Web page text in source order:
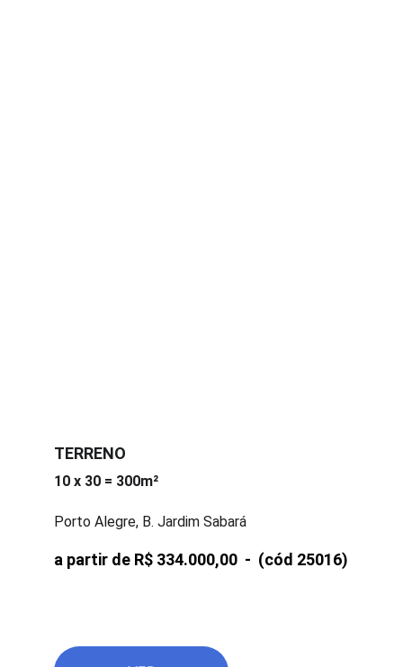
TERRENO
10 x 30 = 300m²
Porto Alegre, B. Jardim Sabará
a partir de R$ 334.000,00  - (cód 25016)